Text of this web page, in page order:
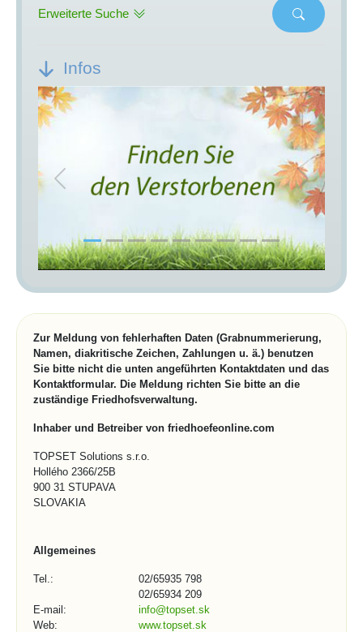
Erweiterte Suche
Infos
Previous Next
Zur Meldung von fehlerhaften Daten (Grabnummerierung,
Namen, diakritische Zeichen, Zahlungen u. ä.) benutzen
Sie bitte nicht die unten angeführten Kontaktdaten und das
Kontaktformular. Die Meldung richten Sie bitte an die
zuständige Friedhofsverwaltung.
Inhaber und Betreiber von friedhoefeonline.com
TOPSET Solutions s.r.o.
Hollého 2366/25B
900 31 STUPAVA
SLOVAKIA
Allgemeines
Tel.:
02/65935 798
02/65934 209
E-mail:
info@topset.sk
Web:
www.topset.sk